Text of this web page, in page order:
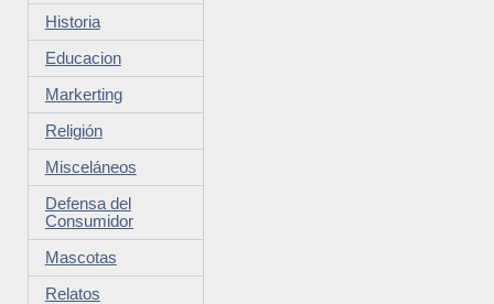
Historia
Educacion
Markerting
Religión
Misceláneos
Defensa del
Consumidor
Mascotas
Relatos